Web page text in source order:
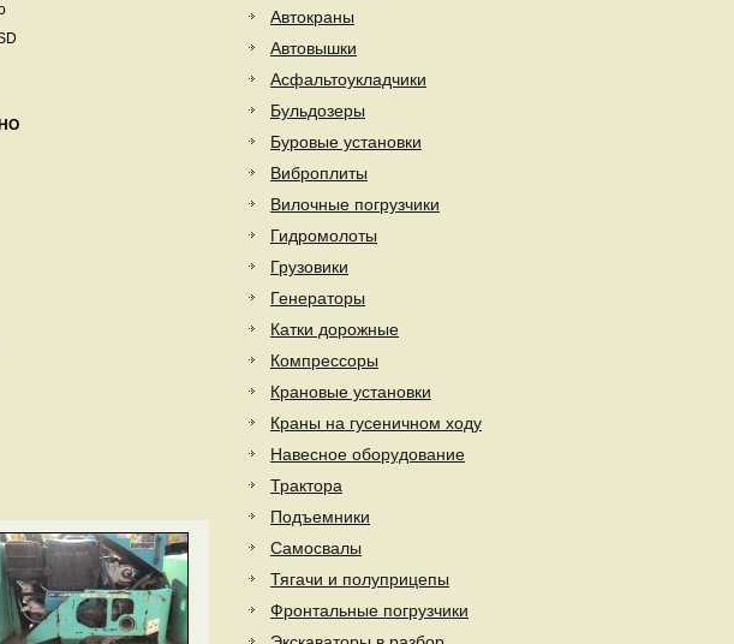
Автокраны
Автовышки
Асфальтоукладчики
Бульдозеры
Буровые установки
Виброплиты
Вилочные погрузчики
Гидромолоты
Грузовики
Генераторы
Катки дорожные
Компрессоры
Крановые установки
Краны на гусеничном ходу
Навесное оборудование
Трактора
Подъемники
Самосвалы
Тягачи и полуприцепы
Фронтальные погрузчики